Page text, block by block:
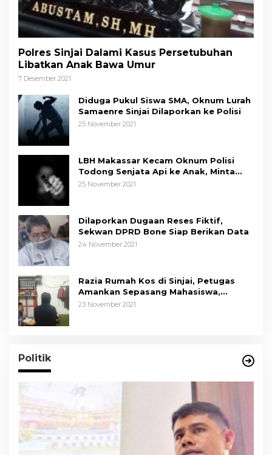
Polres Sinjai Dalami Kasus Persetubuhan
Libatkan Anak Bawa Umur
7 Desember 2021
Diduga Pukul Siswa SMA, Oknum Lurah
Samaenre Sinjai Dilaporkan ke Polisi
25 November 2021
LBH Makassar Kecam Oknum Polisi
Todong Senjata Api ke Anak, Minta
Kapolda Sulsel Tindak Tegas
25 November 2021
Dilaporkan Dugaan Reses Fiktif,
Sekwan DPRD Bone Siap Berikan Data
24 November 2021
Razia Rumah Kos di Sinjai, Petugas
Amankan Sepasang Mahasiswa,
Mengaku Berpacaran
23 November 2021
Politik